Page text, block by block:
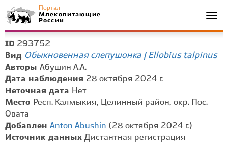
Портал
Млекопитающие
России
ID 293752
Вид Обыкновенная слепушонка | Ellobius talpinus
Авторы Абушин А.А.
Дата наблюдения 28 октября 2024 г.
Неточная дата Нет
Место Респ. Калмыкия, Целинный район, окр. Пос.
Овата
Добавлен Anton Abushin (28 октября 2024 г.)
Источник данных Дистантная регистрация